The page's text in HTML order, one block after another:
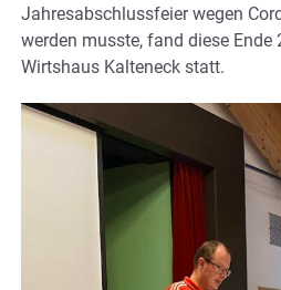
Jahresabschlussfeier wegen
werden musste, fand diese Ende
Wirtshaus Kalteneck statt.